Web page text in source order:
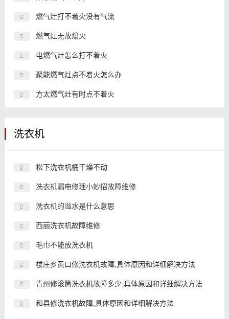
燃气灶打不着火没有气流
燃气灶无故熄火
电燃气灶怎么打不着火
聚能燃气灶点不着火怎么办
方太燃气灶有时点不着火
洗衣机
松下洗衣机桶干燥不动
洗衣机漏电修理小妙招故障维修
洗衣机的溢水是什么意思
西丽洗衣机故障维修
毛巾不能放洗衣机
楼庄乡黄口修洗衣机故障,具体原因和详细解决方法
青州修滚筒洗衣机故障多少,具体原因和详细解决方法
和县修洗衣机故障,具体原因和详细解决方法